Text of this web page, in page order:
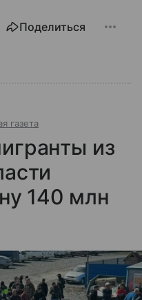
Поделиться
газета
из
140 млн